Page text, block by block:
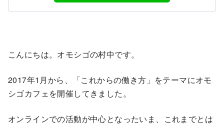
こんにちは。オモシゴの村中です。
2017年1月から、「これからの働き方」をテーマにオモ
シゴカフェを開催してきました。
オンラインでの活動が中心となったいま、これまでとは